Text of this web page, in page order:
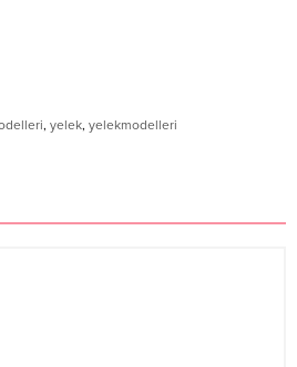
, yelek, yelekmodelleri